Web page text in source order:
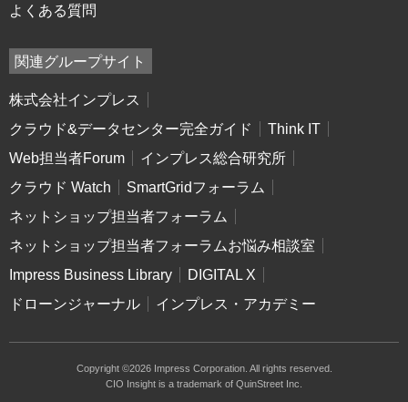
よくある質問
関連グループサイト
株式会社インプレス
クラウド&データセンター完全ガイド
Think IT
Web担当者Forum
インプレス総合研究所
クラウド Watch
SmartGridフォーラム
ネットショップ担当者フォーラム
ネットショップ担当者フォーラムお悩み相談室
Impress Business Library
DIGITAL X
ドローンジャーナル
インプレス・アカデミー
Copyright ©2026 Impress Corporation. All rights reserved.
CIO Insight is a trademark of QuinStreet Inc.